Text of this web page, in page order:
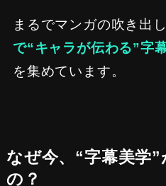
まるでマンガの吹き出
で“キャラが伝わる”字
を集めています。
なぜ今、“字幕美学
の？